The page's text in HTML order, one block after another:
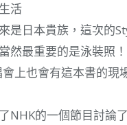
活
是日本貴族，這次的
然最重要的是泳裝照！
上也會有這本書的現
NHK的一個節目討論